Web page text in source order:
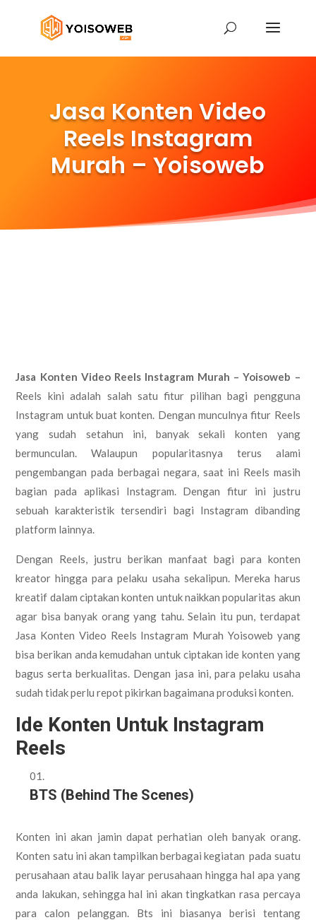
Jasa Konten Video
Reels Instagram
Murah – Yoisoweb
Jasa Konten Video Reels Instagram Murah – Yoisoweb –
Reels kini adalah salah satu fitur pilihan bagi pengguna
Instagram untuk buat konten. Dengan munculnya fitur Reels
yang sudah setahun ini, banyak sekali konten yang
bermunculan. Walaupun popularitasnya terus alami
pengembangan pada berbagai negara, saat ini Reels masih
bagian pada aplikasi Instagram. Dengan fitur ini justru
sebuah karakteristik tersendiri bagi Instagram dibanding
platform lainnya.
Dengan Reels, justru berikan manfaat bagi para konten
kreator hingga para pelaku usaha sekalipun. Mereka harus
kreatif dalam ciptakan konten untuk naikkan popularitas akun
agar bisa banyak orang yang tahu. Selain itu pun, terdapat
Jasa Konten Video Reels Instagram Murah Yoisoweb yang
bisa berikan anda kemudahan untuk ciptakan ide konten yang
bagus serta berkualitas. Dengan jasa ini, para pelaku usaha
sudah tidak perlu repot pikirkan bagaimana produksi konten.
Ide Konten Untuk Instagram
Reels
BTS (Behind The Scenes)
Konten ini akan jamin dapat perhatian oleh banyak orang.
Konten satu ini akan tampilkan berbagai kegiatan pada suatu
perusahaan atau balik layar perusahaan hingga hal apa yang
anda lakukan, sehingga hal ini akan tingkatkan rasa percaya
para calon pelanggan. Bts ini biasanya berisi tentang